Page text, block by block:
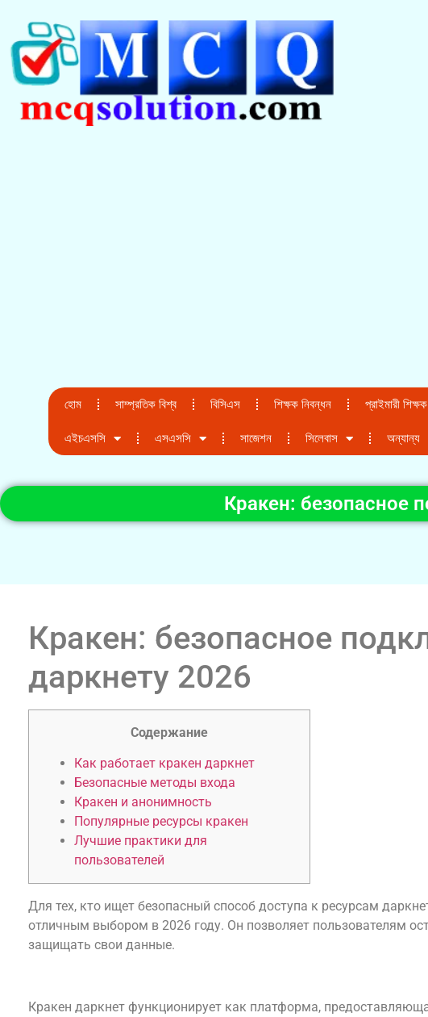
হোম সাম্প্রতিক বিশ্ব বিসিএস শিক্ষক নিবন্ধন প্রাইমারী শিক্ষক
এইচএসসি এসএসসি সাজেশন সিলেবাস অন্যান্য
Кракен: безопасное
Кракен: безопасное
даркнету 2026
Содержание
Как работает кракен даркнет
Безопасные методы входа
Кракен и анонимность
Популярные ресурсы кракен
Лучшие практики для
пользователей
Для тех, кто ищет безопасный способ доступа к ресурсам
отличным выбором в 2026 году. Он позволяет пользователям
защищать свои данные.
Кракен даркнет функционирует как платформа,